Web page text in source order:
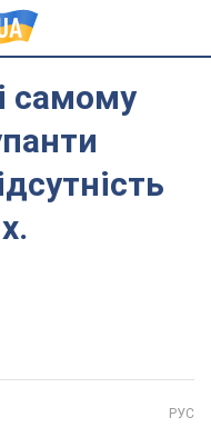
самому
РУС